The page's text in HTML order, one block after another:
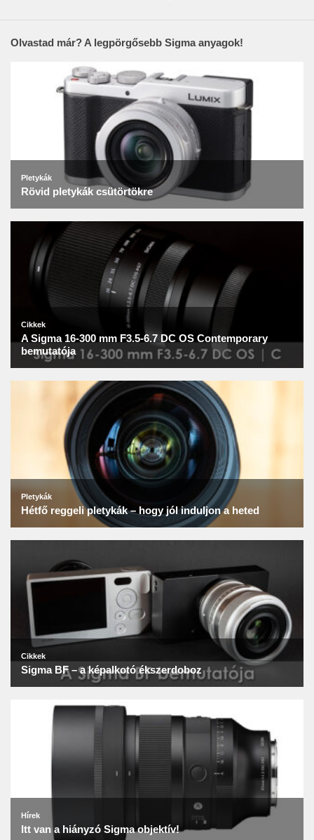
Olvastad már? A legpörgősebb Sigma anyagok!